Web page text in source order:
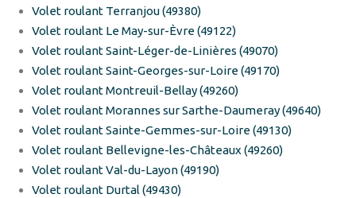
Volet roulant Terranjou (49380)
Volet roulant Le May-sur-Èvre (49122)
Volet roulant Saint-Léger-de-Linières (49070)
Volet roulant Saint-Georges-sur-Loire (49170)
Volet roulant Montreuil-Bellay (49260)
Volet roulant Morannes sur Sarthe-Daumeray (49640)
Volet roulant Sainte-Gemmes-sur-Loire (49130)
Volet roulant Bellevigne-les-Châteaux (49260)
Volet roulant Val-du-Layon (49190)
Volet roulant Durtal (49430)